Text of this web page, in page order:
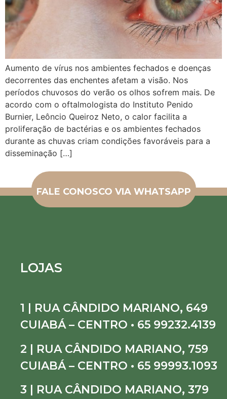
Aumento de vírus nos ambientes fechados e doenças
decorrentes das enchentes afetam a visão. Nos
períodos chuvosos do verão os olhos sofrem mais. De
acordo com o oftalmologista do Instituto Penido
Burnier, Leôncio Queiroz Neto, o calor facilita a
proliferação de bactérias e os ambientes fechados
durante as chuvas criam condições favoráveis para a
disseminação […]
FALE CONOSCO VIA WHATSAPP
LOJAS
1 | RUA CÂNDIDO MARIANO, 649
CUIABÁ – CENTRO • 65 99232.4139
2 | RUA CÂNDIDO MARIANO, 759
CUIABÁ – CENTRO • 65 99993.1093
3 | RUA CÂNDIDO MARIANO, 379